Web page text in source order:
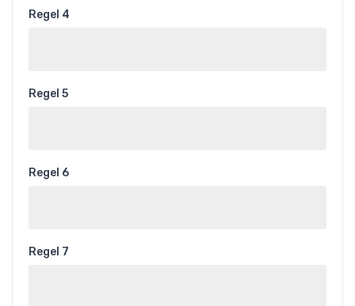
Regel 4
Regel 5
Regel 6
Regel 7